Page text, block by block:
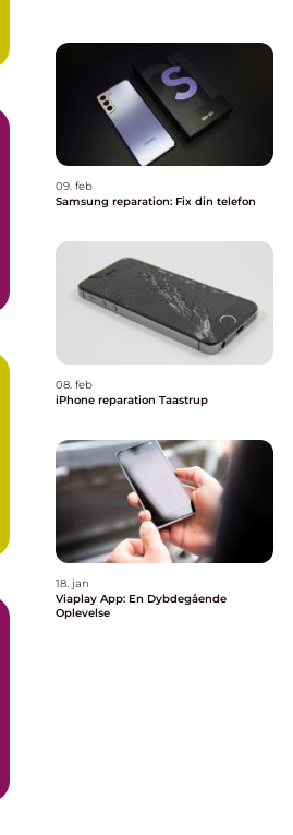
09. feb
Samsung reparation: Fix din telefon
08. feb
iPhone reparation Taastrup
18. jan
Viaplay App: En Dybdegående
Oplevelse